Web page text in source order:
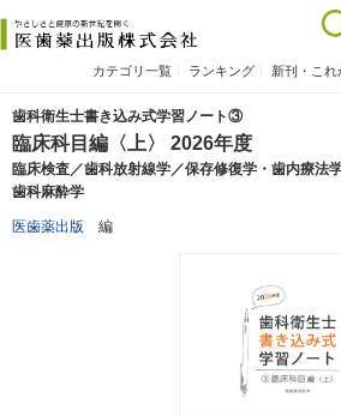
カテゴリ一覧 ランキング 新刊・こ
歯科衛生士書き込み式学習ノート③
臨床科目編〈上〉 2026年度
臨床検査／歯科放射線学／保存修復学・歯内療法
歯科麻酔学
医歯薬出版 編